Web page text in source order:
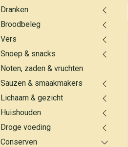
Dranken
Broodbeleg
Vers
Snoep & snacks
Noten, zaden & vruchten
Sauzen & smaakmakers
Lichaam & gezicht
Huishouden
Droge voeding
Conserven